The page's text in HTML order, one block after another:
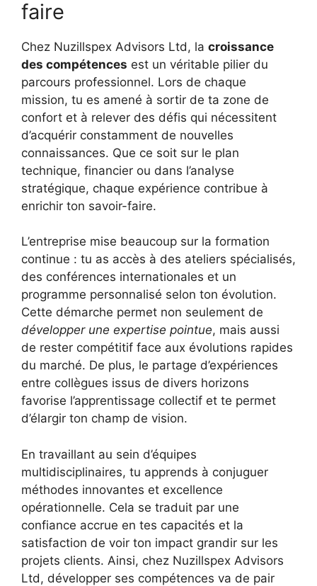
faire
Chez Nuzillspex Advisors Ltd, la croissance
des compétences est un véritable pilier du
parcours professionnel. Lors de chaque
mission, tu es amené à sortir de ta zone de
confort et à relever des défis qui nécessitent
d’acquérir constamment de nouvelles
connaissances. Que ce soit sur le plan
technique, financier ou dans l’analyse
stratégique, chaque expérience contribue à
enrichir ton savoir-faire.
L’entreprise mise beaucoup sur la formation
continue : tu as accès à des ateliers spécialisés,
des conférences internationales et un
programme personnalisé selon ton évolution.
Cette démarche permet non seulement de
développer une expertise pointue, mais aussi
de rester compétitif face aux évolutions rapides
du marché. De plus, le partage d’expériences
entre collègues issus de divers horizons
favorise l’apprentissage collectif et te permet
d’élargir ton champ de vision.
En travaillant au sein d’équipes
multidisciplinaires, tu apprends à conjuguer
méthodes innovantes et excellence
opérationnelle. Cela se traduit par une
confiance accrue en tes capacités et la
satisfaction de voir ton impact grandir sur les
projets clients. Ainsi, chez Nuzillspex Advisors
Ltd, développer ses compétences va de pair